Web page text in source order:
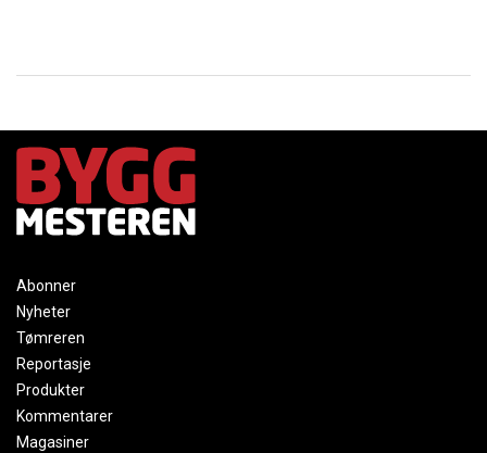
Abonner
Nyheter
Tømreren
Reportasje
Produkter
Kommentarer
Magasiner